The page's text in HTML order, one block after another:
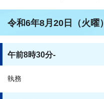
令和6年8月20日（火曜）
午前8時30分-
執務